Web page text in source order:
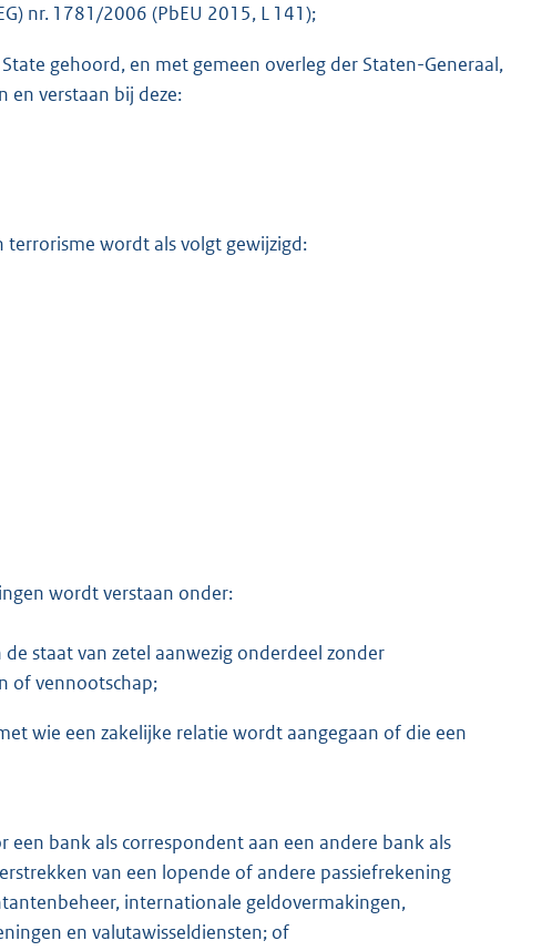
nr. 1781/2006 (PbEU 2015, L 141);
gehoord, en met gemeen overleg der Staten-Generaal,
en verstaan bij deze:
wordt als volgt gewijzigd:
wordt verstaan onder:
staat van zetel aanwezig onderdeel zonder
of vennootschap;
wie een zakelijke relatie wordt aangegaan of die een
bank als correspondent aan een andere bank als
van een lopende of andere passiefrekening
internationale geldovermakingen,
en valutawisseldiensten; of